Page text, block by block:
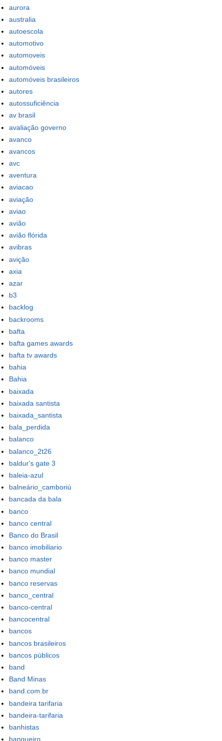
aurora
australia
autoescola
automotivo
automoveis
automóveis
automóveis brasileiros
autores
autossuficiência
av brasil
avaliação governo
avanco
avancos
avc
aventura
aviacao
aviação
aviao
avião
avião flórida
avibras
avição
axia
azar
b3
backlog
backrooms
bafta
bafta games awards
bafta tv awards
bahia
Bahia
baixada
baixada santista
baixada_santista
bala_perdida
balanco
balanco_2t26
baldur's gate 3
baleia-azul
balneário_camboriú
bancada da bala
banco
banco central
Banco do Brasil
banco imobiliario
banco master
banco mundial
banco reservas
banco_central
banco-central
bancocentral
bancos
bancos brasileiros
bancos públicos
band
Band Minas
band.com.br
bandeira tarifaria
bandeira-tarifaria
banhistas
banqueiro